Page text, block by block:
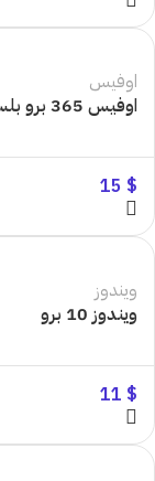
اوفيس
اوفيس 365 برو بلس
15 $
ويندوز
ويندوز 10 برو
11 $